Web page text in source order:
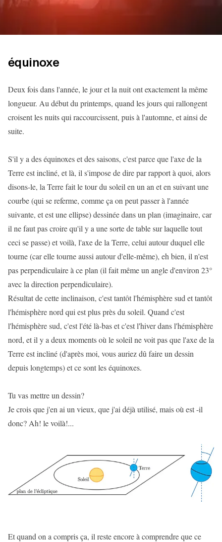
équinoxe
Deux fois dans l'année, le jour et la nuit ont exactement la même
longueur. Au début du printemps, quand les jours qui rallongent
croisent les nuits qui raccourcissent, puis à l'automne, et ainsi de
suite.
S'il y a des équinoxes et des saisons, c'est parce que l'axe de la
Terre est incliné, et là, il s'impose de dire par rapport à quoi, alors
disons-le, la Terre fait le tour du soleil en un an et en suivant une
courbe (qui se referme, comme ça on peut passer à l'année
suivante, et est une ellipse) dessinée dans un plan (imaginaire, car
il ne faut pas croire qu'il y a une sorte de table sur laquelle tout
ceci se passe) et voilà, l'axe de la Terre, celui autour duquel elle
tourne (car elle tourne aussi autour d'elle-même), eh bien, il n'est
pas perpendiculaire à ce plan (il fait même un angle d'environ 23°
avec la direction perpendiculaire).
Résultat de cette inclinaison, c'est tantôt l'hémisphère sud et tantôt
l'hémisphère nord qui est plus près du soleil. Quand c'est
l'hémisphère sud, c'est l'été là-bas et c'est l'hiver dans l'hémisphère
nord, et il y a deux moments où le soleil ne voit pas que l'axe de la
Terre est incliné (d'après moi, vous auriez dû faire un dessin
depuis longtemps) et ce sont les équinoxes.
Tu vas mettre un dessin?
Je crois que j'en ai un vieux, que j'ai déjà utilisé, mais où est -il
donc? Ah! le voilà!...
Et quand on a compris ça, il reste encore à comprendre que ce